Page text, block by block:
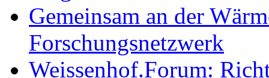
Gemeinsam an der
Forschungsnetzwerk
Weissenhof.Forum: